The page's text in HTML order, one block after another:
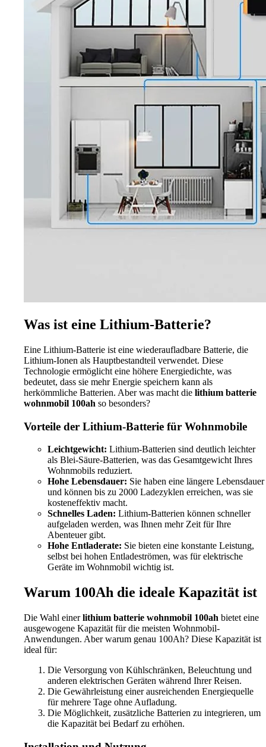
Was ist eine Lithium-Batterie?
Eine Lithium-Batterie ist eine wiederaufladbare Batterie, die
Lithium-Ionen als Hauptbestandteil verwendet. Diese
Technologie ermöglicht eine höhere Energiedichte, was
bedeutet, dass sie mehr Energie speichern kann als
herkömmliche Batterien. Aber was macht die lithium batterie
wohnmobil 100ah so besonders?
Vorteile der Lithium-Batterie für Wohnmobile
Leichtgewicht: Lithium-Batterien sind deutlich leichter
als Blei-Säure-Batterien, was das Gesamtgewicht Ihres
Wohnmobils reduziert.
Hohe Lebensdauer: Sie haben eine längere Lebensdauer
und können bis zu 2000 Ladezyklen erreichen, was sie
kosteneffektiv macht.
Schnelles Laden: Lithium-Batterien können schneller
aufgeladen werden, was Ihnen mehr Zeit für Ihre
Abenteuer gibt.
Hohe Entladerate: Sie bieten eine konstante Leistung,
selbst bei hohen Entladeströmen, was für elektrische
Geräte im Wohnmobil wichtig ist.
Warum 100Ah die ideale Kapazität ist
Die Wahl einerlithium batterie wohnmobil 100ah bietet eine
ausgewogene Kapazität für die meisten Wohnmobil-
Anwendungen. Aber warum genau 100Ah? Diese Kapazität ist
ideal für:
Die Versorgung von Kühlschränken, Beleuchtung und
anderen elektrischen Geräten während Ihrer Reisen.
Die Gewährleistung einer ausreichenden Energiequelle
für mehrere Tage ohne Aufladung.
Die Möglichkeit, zusätzliche Batterien zu integrieren, um
die Kapazität bei Bedarf zu erhöhen.